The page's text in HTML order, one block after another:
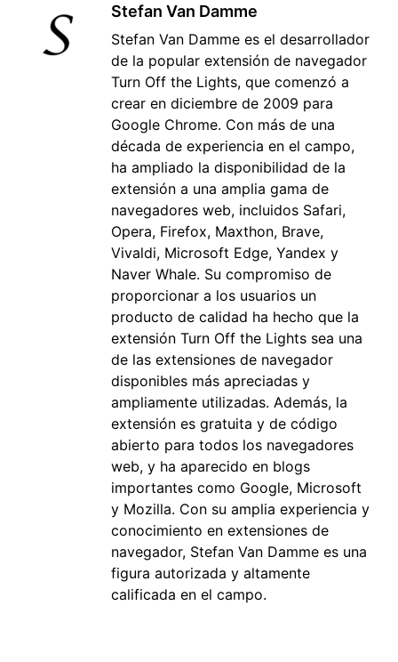
Stefan Van Damme
Stefan Van Damme es el desarrollador
de la popular extensión de navegador
Turn Off the Lights, que comenzó a
crear en diciembre de 2009 para
Google Chrome. Con más de una
década de experiencia en el campo,
ha ampliado la disponibilidad de la
extensión a una amplia gama de
navegadores web, incluidos Safari,
Opera, Firefox, Maxthon, Brave,
Vivaldi, Microsoft Edge, Yandex y
Naver Whale. Su compromiso de
proporcionar a los usuarios un
producto de calidad ha hecho que la
extensión Turn Off the Lights sea una
de las extensiones de navegador
disponibles más apreciadas y
ampliamente utilizadas. Además, la
extensión es gratuita y de código
abierto para todos los navegadores
web, y ha aparecido en blogs
importantes como Google, Microsoft
y Mozilla. Con su amplia experiencia y
conocimiento en extensiones de
navegador, Stefan Van Damme es una
figura autorizada y altamente
calificada en el campo.